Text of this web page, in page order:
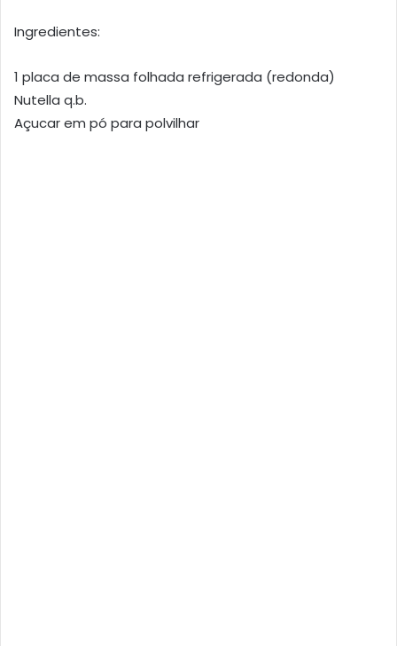
Ingredientes:
1 placa de massa folhada refrigerada (redonda)
Nutella q.b.
Açucar em pó para polvilhar